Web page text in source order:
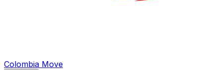
Colombia Move